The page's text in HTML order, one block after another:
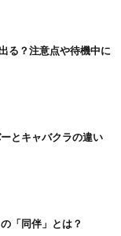
る？注意点や待機中に
とキャバクラの違い
「同伴」とは？